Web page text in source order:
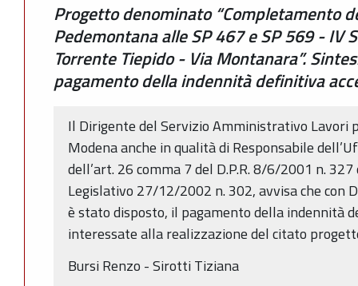
Progetto denominato “Completamento
Pedemontana alle SP 467 e SP 569 - IV
Torrente Tiepido - Via Montanara”.
pagamento della indennità definitiva
Il Dirigente del Servizio Amministrativo Lavori
Modena anche in qualità di Responsabile
dell’art. 26 comma 7 del D.P.R. 8/6/2001 n.
Legislativo 27/12/2002 n. 302, avvisa che con
è stato disposto, il pagamento della indennità
interessate alla realizzazione del citato
Bursi Renzo - Sirotti Tiziana